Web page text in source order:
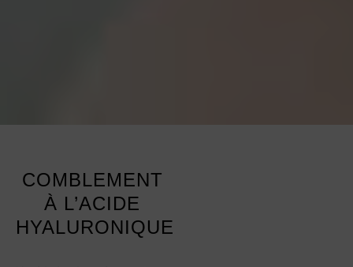
COMBLEMENT
À L’ACIDE
HYALURONIQUE